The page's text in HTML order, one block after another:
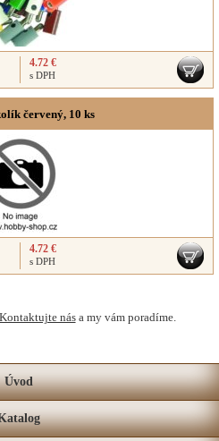
4.72 €
s DPH
červený, 10 ks
4.72 €
s DPH
Kontaktujte nása my vám poradíme.
Úvod